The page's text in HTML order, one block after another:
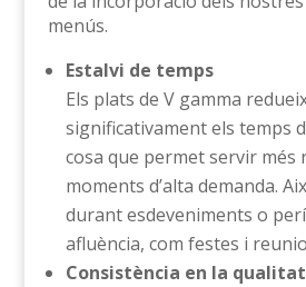
menús.
Estalvi de temps
Els plats de V gamma
significativament els temps
cosa que permet servir més
moments d’alta demanda.
durant esdeveniments o
afluència, com festes i
Consistència en la qualitat